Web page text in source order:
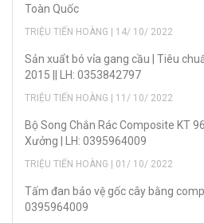
Toàn Quốc
TRIỆU TIẾN HOÀNG | 14/ 10/ 2022
Sản xuẩt bó vỉa gang cầu | Tiêu
2015 || LH: 0353842797
TRIỆU TIẾN HOÀNG | 11/ 10/ 2022
Bộ Song Chắn Rác Composite KT
Xưởng | LH: 0395964009
TRIỆU TIẾN HOÀNG | 01/ 10/ 2022
Tấm đan bảo vệ gốc cây bằng
0395964009